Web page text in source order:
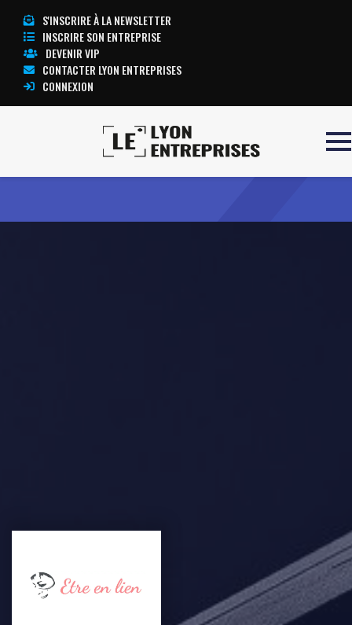
S'INSCRIRE À LA NEWSLETTER
INSCRIRE SON ENTREPRISE
DEVENIR VIP
CONTACTER LYON ENTREPRISES
CONNEXION